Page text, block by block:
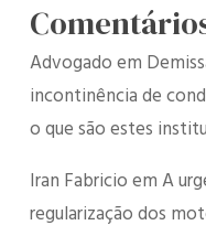
Advogadoem
incontinência de
o que são estes
Iran FabricioemA
regularização dos